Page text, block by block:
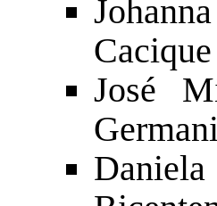
José